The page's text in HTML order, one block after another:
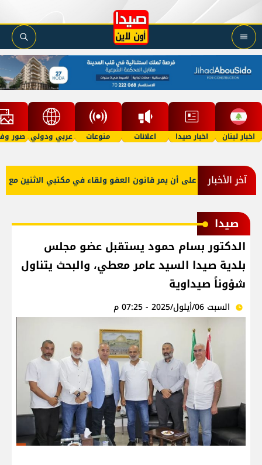
اخبار لبنان اخبار صيدا اعلانات منوعات عربي ودولي صور
آخر الأخبار
صعب: إصرار على أن يمر قانون العفو ولقاء في مكتبي الاثنين مع
صيدا
الدكتور بسام حمود يستقبل عضو مجلس
بلدية صيدا السيد عامر معطي، والبحث يتناول
شؤوناً صيداوية
السبت 06/أيلول/2025 - 07:25 م